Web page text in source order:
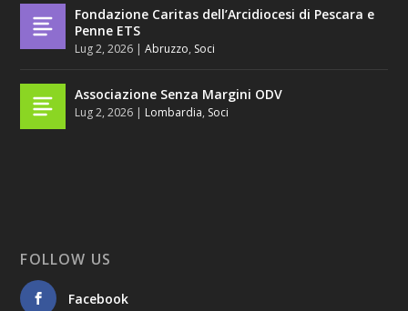
Fondazione Caritas dell’Arcidiocesi di Pescara e
Penne ETS
Lug 2, 2026 |Abruzzo, Soci
Associazione Senza Margini ODV
Lug 2, 2026 | Lombardia, Soci
FOLLOW US
Facebook